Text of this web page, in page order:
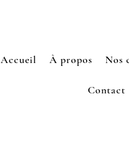
Accueil À propos Nos
Contact